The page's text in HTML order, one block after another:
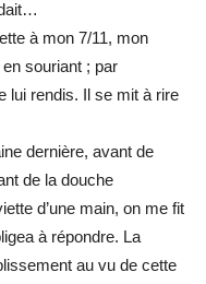
à mon 7/11, mon
souriant ; par
lui rendis. Il se mit à rire
dernière, avant de
de la douche
d’une main, on me fit
à répondre. La
au vu de cette